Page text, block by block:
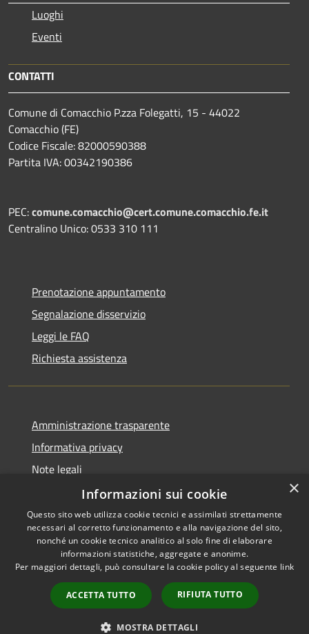
Luoghi
Eventi
CONTATTI
Comune di Comacchio P.zza Folegatti, 15 - 44022
Comacchio (FE)
Codice Fiscale: 82000590388
Partita IVA: 00342190386
PEC:comune.comacchio@cert.comune.comacchio.fe.it
Centralino Unico: 0533 310 111
Prenotazione appuntamento
Segnalazione disservizio
Leggi le FAQ
Richiesta assistenza
Amministrazione trasparente
Informativa privacy
Note legali
Dichiarazione di accessibilità
RSS
Accessibilità
Copyright © 2026 • Città di
Comacchio • Powered by
Municipium•
Accesso
redazione
×
Informazioni sui cookie
Questo sito web utilizza cookie tecnici e assimilati strettamente
necessari al corretto funzionamento e alla navigazione del sito,
nonché un cookie tecnico analitico al solo fine di elaborare
informazioni statistiche, aggregate e anonime.
Per maggiori dettagli, può consultare la cookie policy al seguente link
ACCETTA TUTTO RIFIUTA TUTTO
MOSTRA DETTAGLI